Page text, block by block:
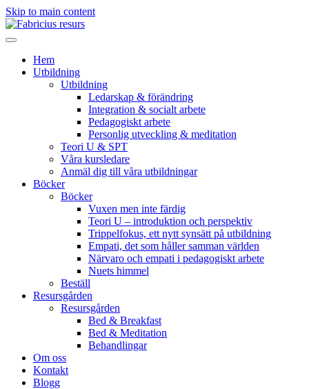
Skip to main content
Hem
Utbildning
Utbildning
Ledarskap & förändring
Integration & socialt arbete
Pedagogiskt arbete
Personlig utveckling & meditation
Teori U & SPT
Våra kursledare
Anmäl dig till våra utbildningar
Böcker
Böcker
Vuxen men inte färdig
Teori U – introduktion och perspektiv
Trippelfokus, ett nytt synsätt på utbildning
Empati, det som håller samman världen
Närvaro och empati i pedagogiskt arbete
Nuets himmel
Beställ
Resursgården
Resursgården
Bed & Breakfast
Bed & Meditation
Behandlingar
Om oss
Kontakt
Blogg